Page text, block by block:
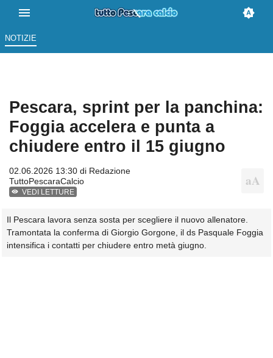
NOTIZIE
Pescara, sprint per la panchina:
Foggia accelera e punta a
chiudere entro il 15 giugno
02.06.2026 13:30 di Redazione
TuttoPescaraCalcio
VEDI LETTURE
Il Pescara lavora senza sosta per scegliere il nuovo allenatore.
Tramontata la conferma di Giorgio Gorgone, il ds Pasquale Foggia
intensifica i contatti per chiudere entro metà giugno.